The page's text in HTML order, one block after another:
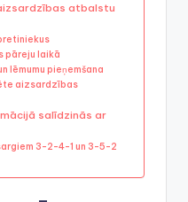
atbalstu
pāreju laikā
lēmumu pieņemšana
aizsardzības
salīdzinās ar
3-2-4-1 un 3-5-2